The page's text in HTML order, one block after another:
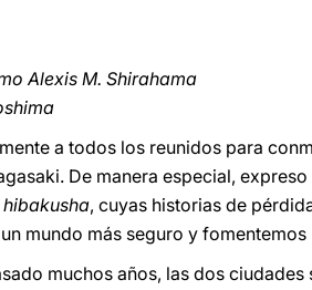
Alexis M. Shirahama
a todos los reunidos para
De manera especial,
hibakusha, cuyas historias de
mundo más seguro y fomentemos
muchos años, las dos